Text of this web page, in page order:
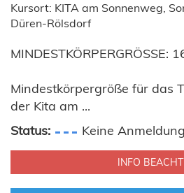
Kursort: KITA am Sonnenweg,
Düren-Rölsdorf
MINDESTKÖRPERGRÖSSE:
Mindestkörpergröße für das
der Kita am ...
Status:
Keine
INFO